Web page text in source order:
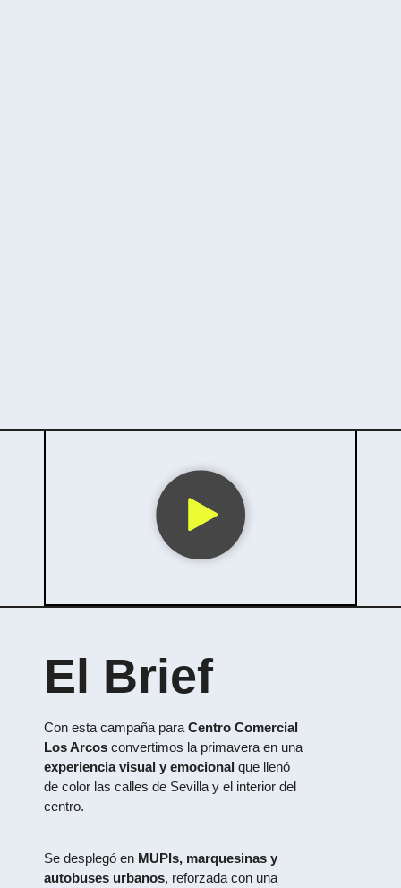
El Brief
Con esta campaña para Centro Comercial
Los Arcos convertimos la primavera en una
experiencia visual y emocional que llenó
de color las calles de Sevilla y el interior del
centro.
Se desplegó en MUPIs, marquesinas y
autobuses urbanos, reforzada con una